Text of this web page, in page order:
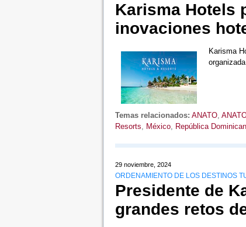
Karisma Hotels
inovaciones
Karisma
Temas relacionados: ANATO,
Resorts, México, República
29 noviembre, 2024
ORDENAMIENTO DE LOS DESTINOS
Presidente de
grandes retos